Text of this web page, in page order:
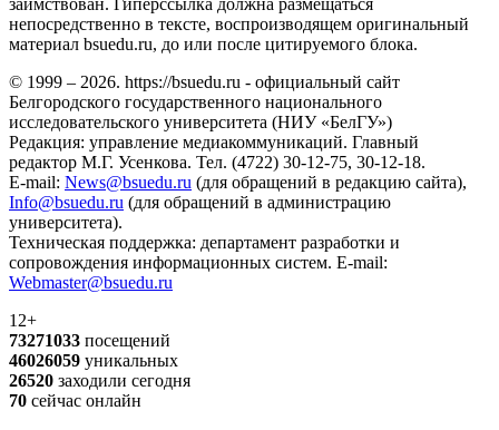
заимствован. Гиперссылка должна размещаться
непосредственно в тексте, воспроизводящем оригинальный
материал bsuedu.ru, до или после цитируемого блока.
© 1999 – 2026. https://bsuedu.ru - официальный сайт
Белгородского государственного национального
исследовательского университета (НИУ «БелГУ»)
Редакция: управление медиакоммуникаций. Главный
редактор М.Г. Усенкова. Тел. (4722) 30-12-75, 30-12-18.
E-mail: News@bsuedu.ru (для обращений в редакцию сайта),
Info@bsuedu.ru (для обращений в администрацию
университета).
Техническая поддержка: департамент разработки и
сопровождения информационных систем. E-mail:
Webmaster@bsuedu.ru
12+
73271033 посещений
46026059 уникальных
26520 заходили сегодня
70 сейчас онлайн